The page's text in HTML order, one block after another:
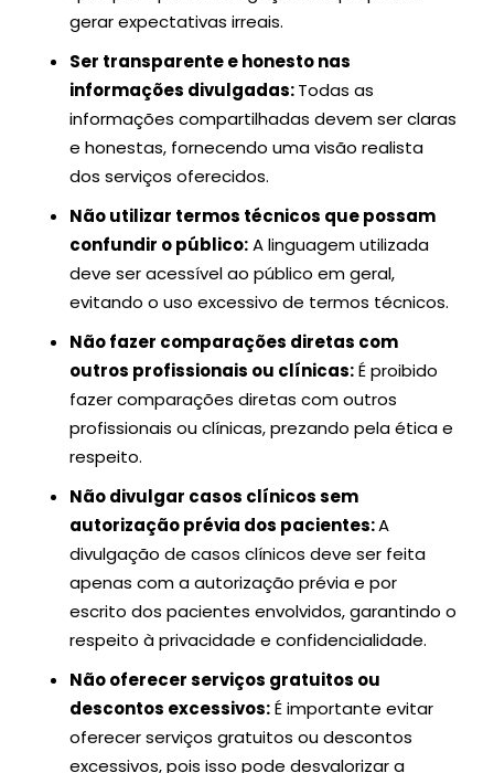
gerar expectativas irreais.
Ser transparente e honesto nas
informações divulgadas:Todas as
informações compartilhadas devem ser claras
e honestas, fornecendo uma visão realista
dos serviços oferecidos.
Não utilizar termos técnicos que possam
confundir o público:A linguagem utilizada
deve ser acessível ao público em geral,
evitando o uso excessivo de termos técnicos.
Não fazer comparações diretas com
outros profissionais ou clínicas:É proibido
fazer comparações diretas com outros
profissionais ou clínicas, prezando pela ética e
respeito.
Não divulgar casos clínicos sem
autorização prévia dos pacientes:A
divulgação de casos clínicos deve ser feita
apenas com a autorização prévia e por
escrito dos pacientes envolvidos, garantindo o
respeito à privacidade e confidencialidade.
Não oferecer serviços gratuitos ou
descontos excessivos:É importante evitar
oferecer serviços gratuitos ou descontos
excessivos, pois isso pode desvalorizar a